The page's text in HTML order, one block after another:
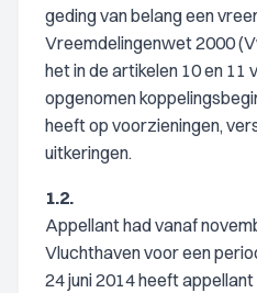
geding van belang een
Vreemdelingenwet 2000
het in de artikelen 10 en 11
opgenomen
heeft op voorzieningen,
uitkeringen.
1.2.
Appellant had vanaf
Vluchthaven voor een
24 juni 2014 heeft